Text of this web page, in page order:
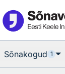
Sõnakogud 1